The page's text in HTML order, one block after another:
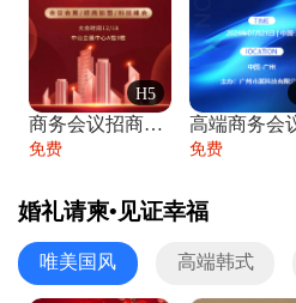
H5
商务会议招商展会科技峰会邀请函年会邀请
免费 免费
婚礼请柬•见证幸福
唯美国风 高端韩式